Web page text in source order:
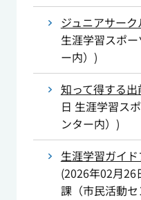
ジュニアサーク
生涯学習スポ
ー内） )
知って得する
日 生涯学習ス
ンター内） )
生涯学習ガイド
(2026年02月26
課（市民活動セ